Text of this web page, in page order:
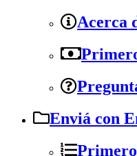
Acerca
Enviá con